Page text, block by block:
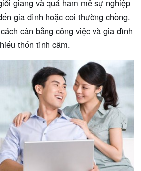
giang và quá ham mê sự nghiệp
gia đình hoặc coi thường chồng.
cân bằng công việc và gia đình
thốn tình cảm.